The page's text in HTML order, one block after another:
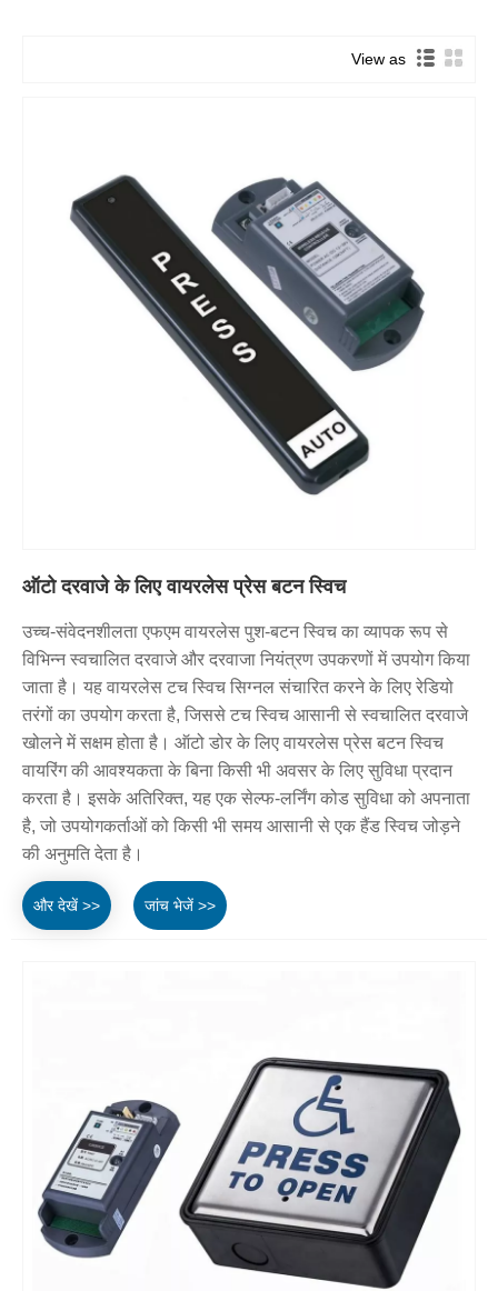
View as
ऑटो दरवाजे के लिए वायरलेस प्रेस बटन स्विच
उच्च-संवेदनशीलता एफएम वायरलेस पुश-बटन स्विच का व्यापक रूप से
विभिन्न स्वचालित दरवाजे और दरवाजा नियंत्रण उपकरणों में उपयोग किया
जाता है। यह वायरलेस टच स्विच सिग्नल संचारित करने के लिए रेडियो
तरंगों का उपयोग करता है, जिससे टच स्विच आसानी से स्वचालित दरवाजे
खोलने में सक्षम होता है। ऑटो डोर के लिए वायरलेस प्रेस बटन स्विच
वायरिंग की आवश्यकता के बिना किसी भी अवसर के लिए सुविधा प्रदान
करता है। इसके अतिरिक्त, यह एक सेल्फ-लर्निंग कोड सुविधा को अपनाता
है, जो उपयोगकर्ताओं को किसी भी समय आसानी से एक हैंड स्विच जोड़ने
की अनुमति देता है।
और देखें >> जांच भेजें >>